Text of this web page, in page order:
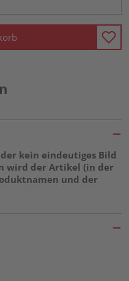
kein eindeutiges Bild
wird der Artikel (in der
und der